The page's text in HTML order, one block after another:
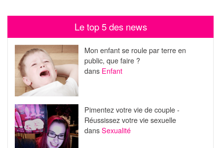
Le top 5 des news
Mon enfant se roule par terre en
public, que faire ?
dans Enfant
Pimentez votre vie de couple -
Réussissez votre vie sexuelle
dansSexualité